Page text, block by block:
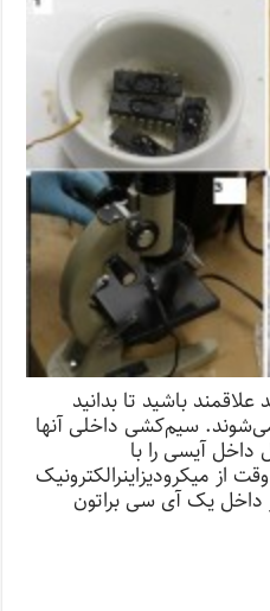
باشید تا بدانید
سیم‌کشی داخلی آنها
داخل آیسی را با
از میکرو‌دیزاینر‌الکترونیک
یک آی سی براتون